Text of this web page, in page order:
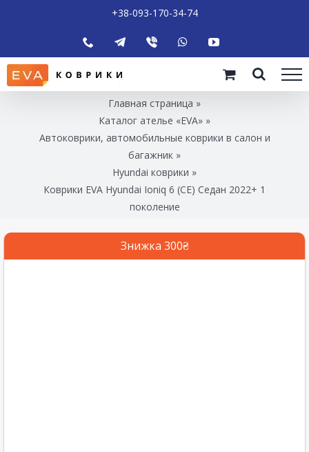
+38-093-170-34-74
Главная страница »
Каталог ателье «EVA» »
Автоковрики, автомобильные коврики в салон и
багажник »
Hyundai коврики »
Коврики EVA Hyundai Ioniq 6 (CE) Седан 2022+ 1
поколение
Знижка 300₴